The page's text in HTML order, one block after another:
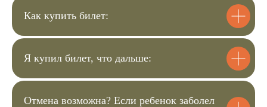
Как купить билет:
Я купил билет, что дальше:
Отмена возможна? Если ребенок заболел
Билет для ребенка
4.100 ₽
4.100 ₽